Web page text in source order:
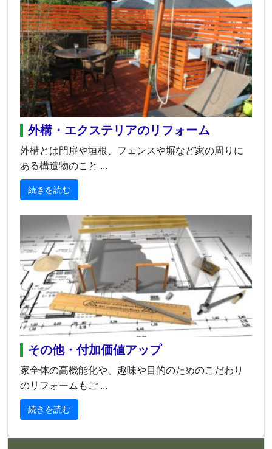
外構・エクステリアのリフォーム
外構とは門扉や垣根、フェンスや塀など家の周りに
ある構造物のこと ...
続きを読む
その他・付加価値アップ
家全体の高機能化や、趣味や目的のためのこだわり
のリフォームもご ...
続きを読む